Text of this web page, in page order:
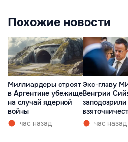
Похожие новости
Миллиардеры строят
в Аргентине убежище
на случай ядерной
войны
час назад
Экс-главу
Венгрии
заподозрили
час назад